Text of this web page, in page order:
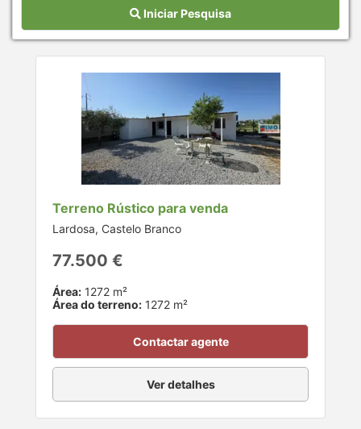
Iniciar Pesquisa
Terreno Rústico para venda
Lardosa, Castelo Branco
77.500 €
Área: 1272 m²
Área do terreno: 1272 m²
Contactar agente
Ver detalhes